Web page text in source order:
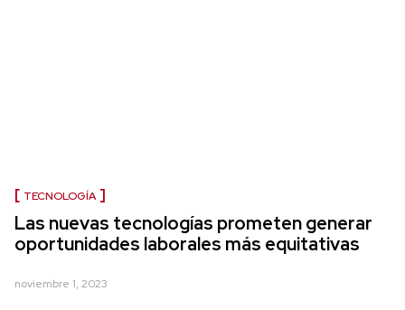
TECNOLOGÍA
Las nuevas tecnologías prometen generar
oportunidades laborales más equitativas
noviembre 1, 2023